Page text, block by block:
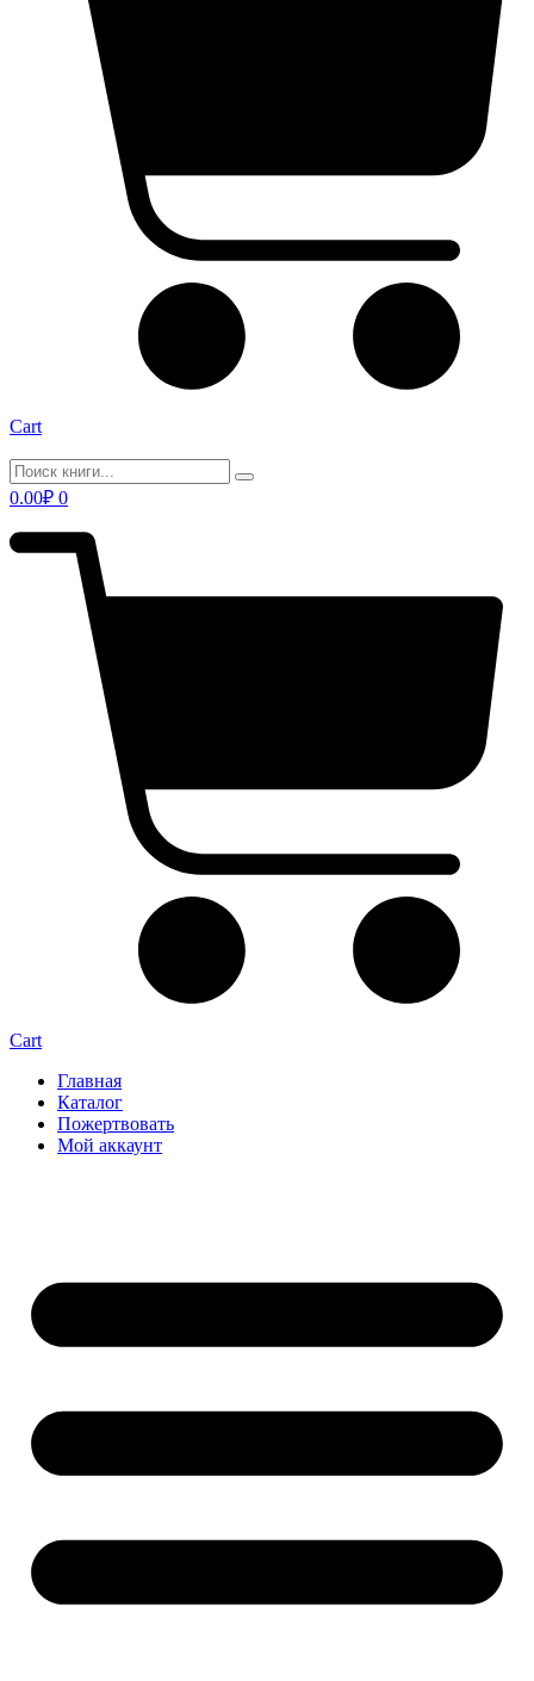
Cart
0.00₽ 0
Cart
Главная
Каталог
Пожертвовать
Мой аккаунт